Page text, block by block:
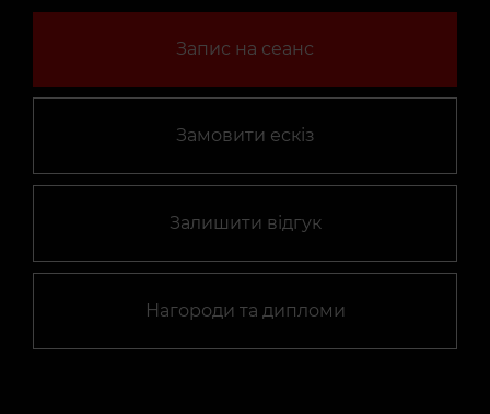
Запис на сеанс
Замовити ескіз
Залишити відгук
Нагороди та дипломи